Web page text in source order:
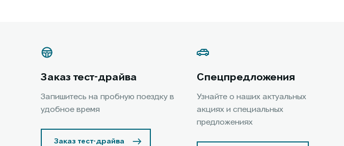
Заказ тест-драйва
Запишитесь на пробную поездку в
удобное время
Заказ тест-драйва
Спецпредложения
Узнайте о наших актуальных
акциях и специальных
предложениях